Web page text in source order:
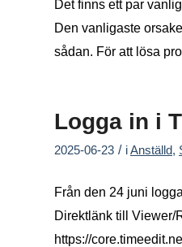
Det finns ett par
Den vanligaste
sådan. För att lösa
Logga in i
2025-06-23 / iAnställd,
Från den 24 juni
Direktlänk till Viewer/
https://